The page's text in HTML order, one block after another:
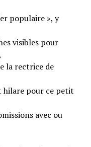
populaire », y
visibles pour
la rectrice de
hilare pour ce petit
avec ou